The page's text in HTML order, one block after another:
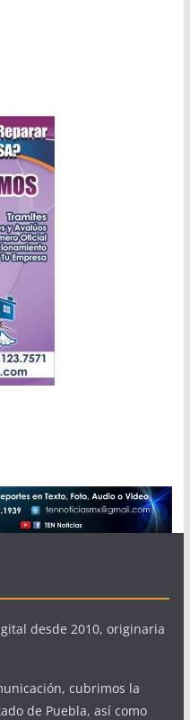
desde 2010, originaria
cubrimos la
de Puebla, así como